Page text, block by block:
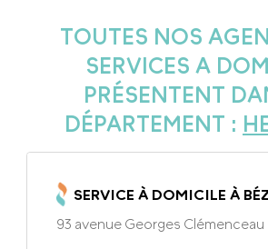
TOUTES NOS
SERVICES A
PRÉSENTENT
DÉPARTEMENT :
SERVICE À DOMICILE À
93 avenue Georges Clémenceau